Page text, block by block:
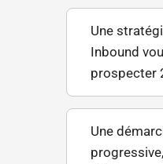
Une
Inbound
prospecter
Une